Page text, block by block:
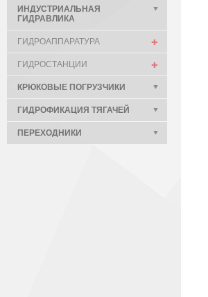
ИНДУСТРИАЛЬНАЯ
ГИДРАВЛИКА
ГИДРОАППАРАТУРА
ГИДРОСТАНЦИИ
КРЮКОВЫЕ ПОГРУЗЧИКИ
ГИДРОФИКАЦИЯ ТЯГАЧЕЙ
ПЕРЕХОДНИКИ